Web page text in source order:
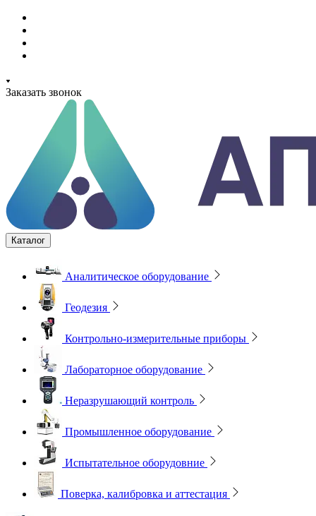
Заказать звонок
Каталог
Аналитическое оборудование
Геодезия
Контрольно-измерительные приборы
Лабораторное оборудование
Неразрушающий контроль
Промышленное оборудование
Испытательное оборудовние
Поверка, калибровка и аттестация